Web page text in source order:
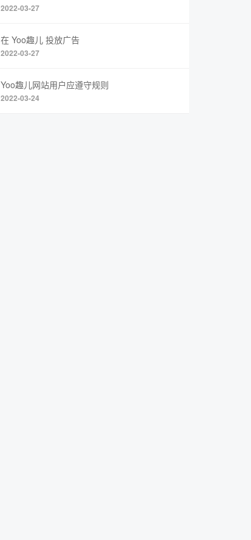
2022-03-27
在 Yoo趣儿 投放广告
2022-03-27
Yoo趣儿网站用户应遵守规则
2022-03-24